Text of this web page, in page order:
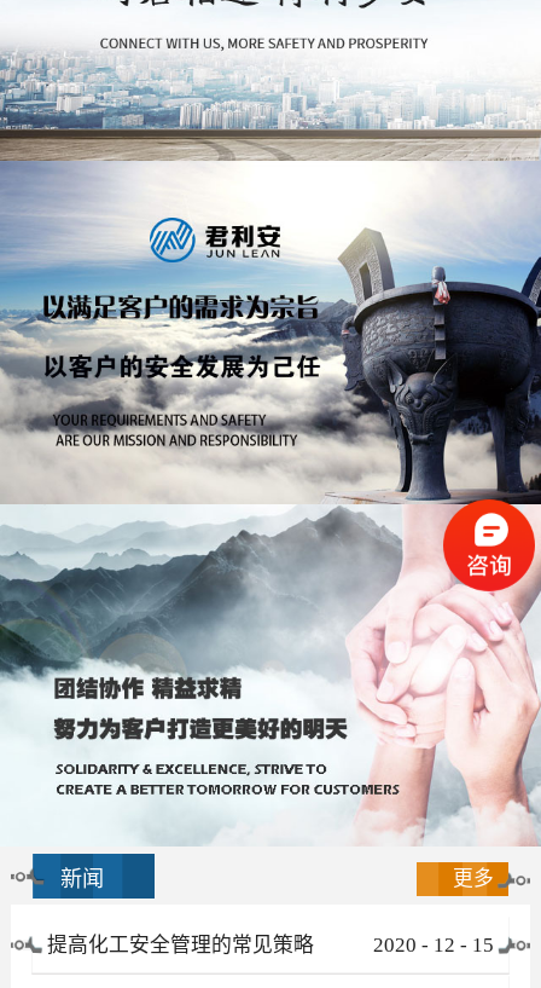
新闻 更多
提高化工安全管理的常见策略 2020 - 12 - 15